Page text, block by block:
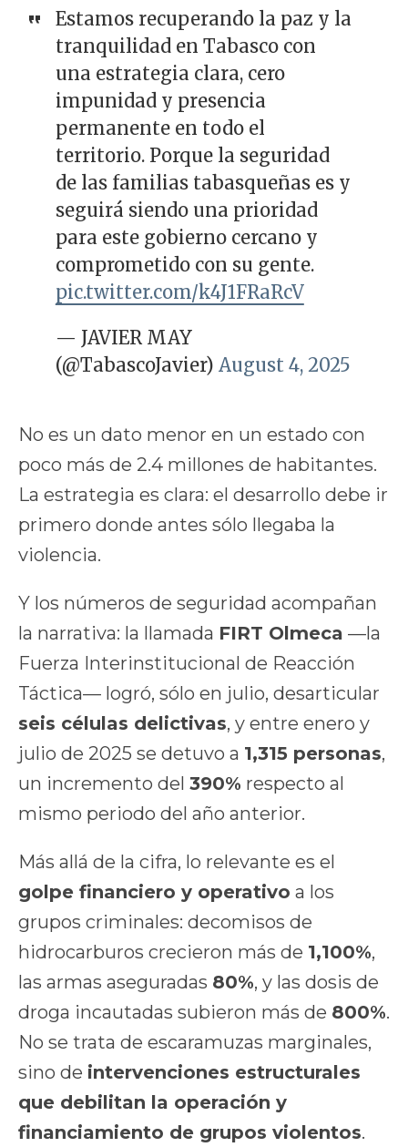
Estamos recuperando la paz y la
tranquilidad en Tabasco con
una estrategia clara, cero
impunidad y presencia
permanente en todo el
territorio. Porque la seguridad
de las familias tabasqueñas es y
seguirá siendo una prioridad
para este gobierno cercano y
comprometido con su gente.
pic.twitter.com/k4J1FRaRcV
— JAVIER MAY
(@TabascoJavier) August 4, 2025
No es un dato menor en un estado con
poco más de 2.4 millones de habitantes.
La estrategia es clara: el desarrollo debe ir
primero donde antes sólo llegaba la
violencia.
Y los números de seguridad acompañan
la narrativa: la llamada FIRT Olmeca —la
Fuerza Interinstitucional de Reacción
Táctica— logró, sólo en julio, desarticular
seis células delictivas, y entre enero y
julio de 2025 se detuvo a 1,315 personas,
un incremento del 390% respecto al
mismo periodo del año anterior.
Más allá de la cifra, lo relevante es el
golpe financiero y operativo a los
grupos criminales: decomisos de
hidrocarburos crecieron más de 1,100%,
las armas aseguradas 80%, y las dosis de
droga incautadas subieron más de 800%.
No se trata de escaramuzas marginales,
sino de intervenciones estructurales
que debilitan la operación y
financiamiento de grupos violentos.